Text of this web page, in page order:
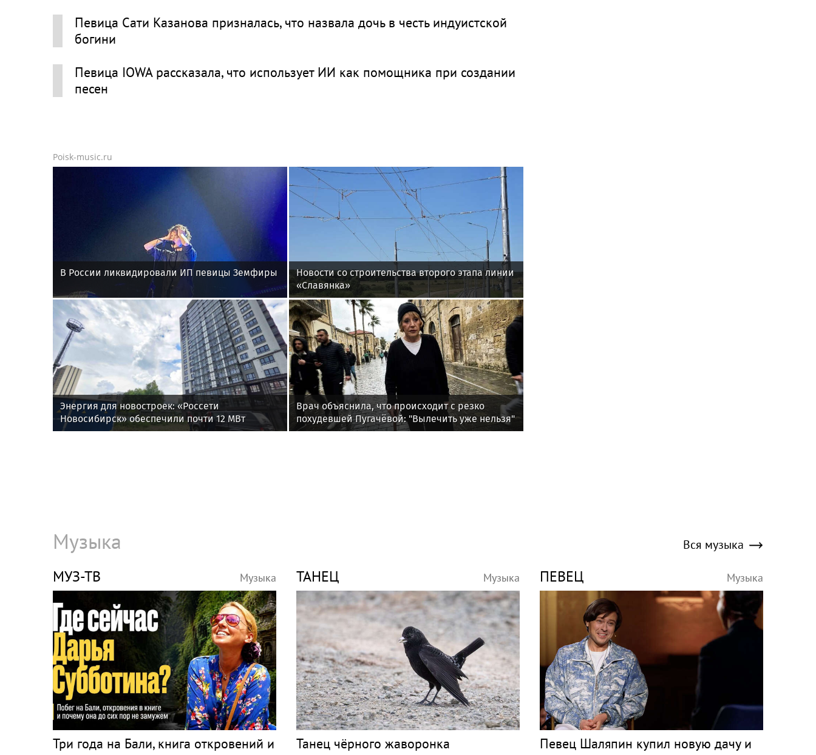
Певица Сати Казанова призналась, что назвала дочь в честь индуистской
богини
Певица IOWA рассказала, что использует ИИ как помощника при создании
песен
Poisk-music.ru
В России ликвидировали ИП певицы Земфиры
Новости со строительства второго этапа линии
«Славянка»
Энергия для новостроек: «Россети
Новосибирск» обеспечили почти 12 МВт
мощности для новых жилых кварталов
Врач объяснила, что происходит с резко
похудевшей Пугачёвой: "Вылечить уже нельзя"
Музыка Вся музыка
МУЗ-ТВ Музыка
Три года на Бали, книга откровений и
ТАНЕЦ Музыка
Танец чёрного жаворонка
ПЕВЕЦ Музыка
Певец Шаляпин купил новую дачу и